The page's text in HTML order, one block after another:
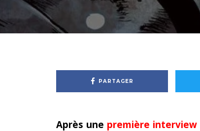
PARTAGER
Après une première interview